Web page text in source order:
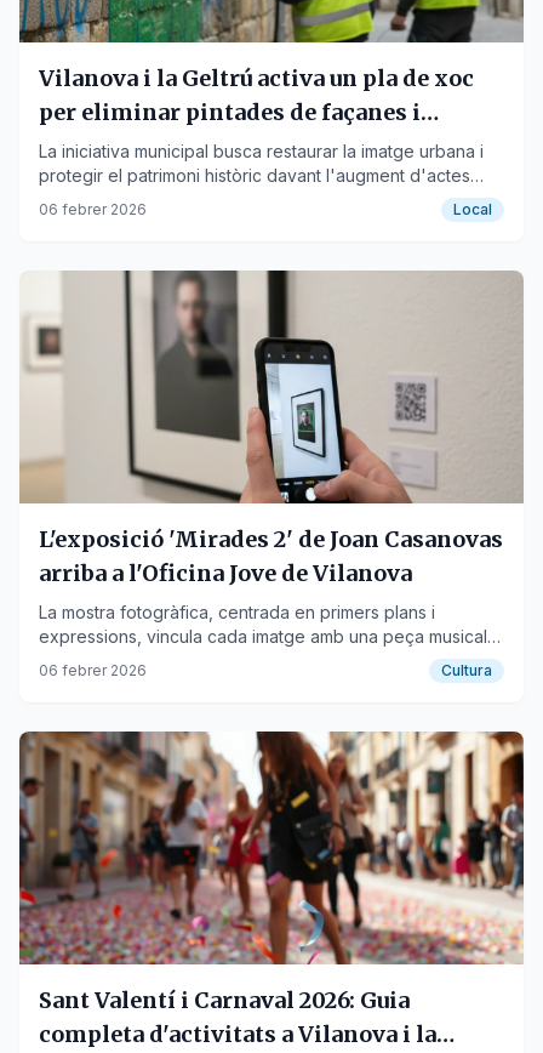
Vilanova i la Geltrú activa un pla de xoc
per eliminar pintades de façanes i
monuments
La iniciativa municipal busca restaurar la imatge urbana i
protegir el patrimoni històric davant l'augment d'actes
vandàlics.
06 febrer 2026 Local
L'exposició 'Mirades 2' de Joan Casanovas
arriba a l'Oficina Jove de Vilanova
La mostra fotogràfica, centrada en primers plans i
expressions, vincula cada imatge amb una peça musical
mitjançant codis QR.
06 febrer 2026 Cultura
Sant Valentí i Carnaval 2026: Guia
completa d'activitats a Vilanova i la